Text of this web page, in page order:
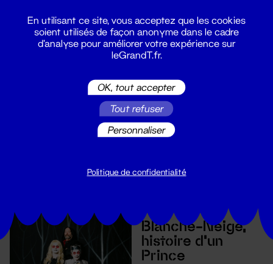
Ombres portées
21 - 23 févr. 2022
Blanche-Neige,
histoire d'un
Prince
En utilisant ce site, vous acceptez que les cookies
soient utilisés de façon anonyme dans le cadre
d'analyse pour améliorer votre expérience sur
leGrandT.fr.
OK, tout accepter
Tout refuser
Personnaliser
Politique de confidentialité